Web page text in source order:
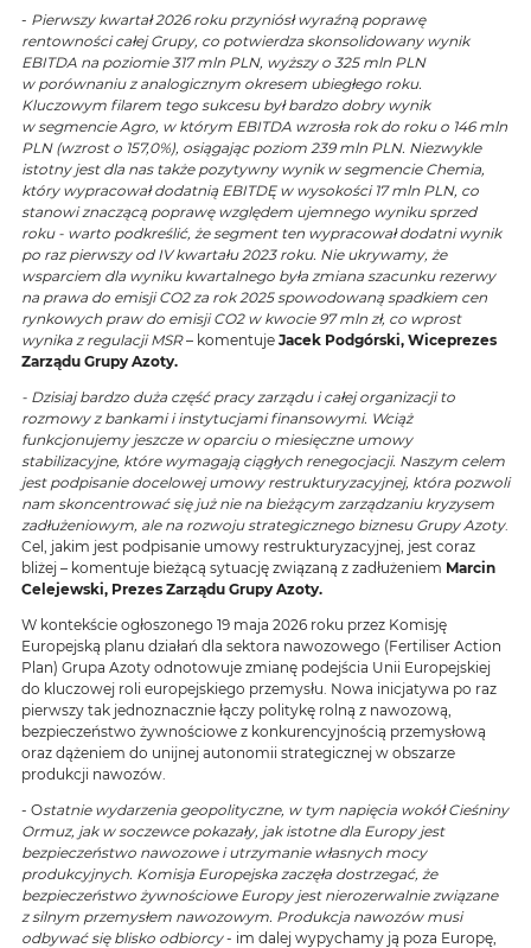
- Pierwszy kwartał 2026 roku przyniósł wyraźną poprawę
rentowności całej Grupy, co potwierdza skonsolidowany wynik
EBITDA na poziomie 317 mln PLN, wyższy o 325 mln PLN
w porównaniu z analogicznym okresem ubiegłego roku.
Kluczowym filarem tego sukcesu był bardzo dobry wynik
w segmencie Agro, w którym EBITDA wzrosła rok do roku o 146 mln
PLN (wzrost o 157,0%), osiągając poziom 239 mln PLN. Niezwykle
istotny jest dla nas także pozytywny wynik w segmencie Chemia,
który wypracował dodatnią EBITDĘ w wysokości 17 mln PLN, co
stanowi znaczącą poprawę względem ujemnego wyniku sprzed
roku -warto podkreślić, że segment ten wypracował dodatni wynik
po raz pierwszy od IV kwartału 2023 roku. Nie ukrywamy, że
wsparciem dla wyniku kwartalnego była zmiana szacunku rezerwy
na prawa do emisji CO2 za rok 2025 spowodowaną spadkiem cen
rynkowych praw do emisji CO2 w kwocie 97 mln zł, co wprost
wynika z regulacji MSR– komentuje Jacek Podgórski, Wiceprezes
Zarządu Grupy Azoty.
- Dzisiaj bardzo duża część pracy zarządu i całej organizacji to
rozmowy z bankami i instytucjami finansowymi. Wciąż
funkcjonujemy jeszcze w oparciu o miesięczne umowy
stabilizacyjne, które wymagają ciągłych renegocjacji. Naszym celem
jest podpisanie docelowej umowy restrukturyzacyjnej, która pozwoli
nam skoncentrować się już nie na bieżącym zarządzaniu kryzysem
zadłużeniowym, ale na rozwoju strategicznego biznesu Grupy Azoty.
Cel, jakim jest podpisanie umowy restrukturyzacyjnej, jest coraz
bliżej – komentuje bieżącą sytuację związaną z zadłużeniem Marcin
Celejewski, Prezes Zarządu Grupy Azoty.
W kontekście ogłoszonego 19 maja 2026 roku przez Komisję
Europejską planu działań dla sektora nawozowego (Fertiliser Action
Plan) Grupa Azoty odnotowuje zmianę podejścia Unii Europejskiej
do kluczowej roli europejskiego przemysłu. Nowa inicjatywa po raz
pierwszy tak jednoznacznie łączy politykę rolną z nawozową,
bezpieczeństwo żywnościowe z konkurencyjnością przemysłową
oraz dążeniem do unijnej autonomii strategicznej w obszarze
produkcji nawozów.
- Ostatnie wydarzenia geopolityczne, w tym napięcia wokół Cieśniny
Ormuz, jak w soczewce pokazały, jak istotne dla Europy jest
bezpieczeństwo nawozowe i utrzymanie własnych mocy
produkcyjnych. Komisja Europejska zaczęła dostrzegać, że
bezpieczeństwo żywnościowe Europy jest nierozerwalnie związane
z silnym przemysłem nawozowym. Produkcja nawozów musi
odbywać się blisko odbiorcy- im dalej wypychamy ją poza Europę,